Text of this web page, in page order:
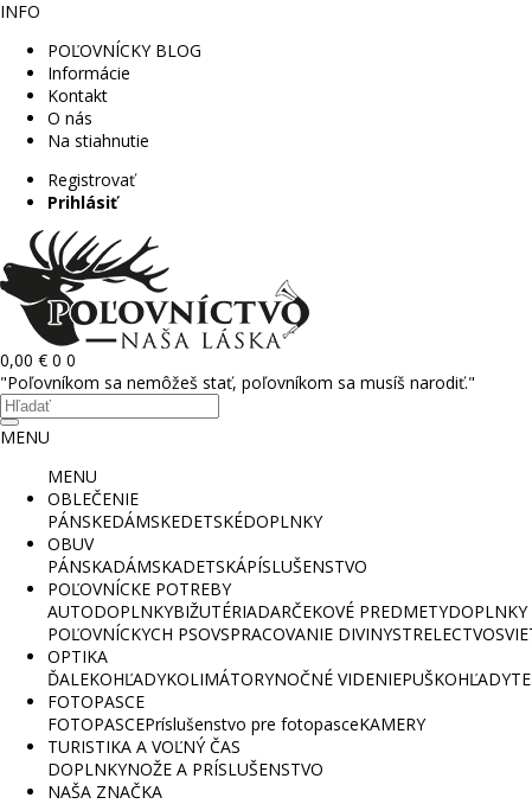
INFO
POĽOVNÍCKY BLOG
Informácie
Kontakt
O nás
Na stiahnutie
Registrovať
Prihlásiť
0,00 € 0 0
"Poľovníkom sa nemôžeš stať, poľovníkom sa musíš narodiť."
MENU
MENU
OBLEČENIE
PÁNSKEDÁMSKEDETSKÉDOPLNKY
OBUV
PÁNSKADÁMSKADETSKÁPÍSLUŠENSTVO
POĽOVNÍCKE POTREBY
AUTODOPLNKYBIŽUTÉRIADARČEKOVÉ PREDMETYDOPLNKY
POĽOVNÍCKYCH PSOVSPRACOVANIE DIVINYSTRELECTVO
OPTIKA
ĎALEKOHĽADYKOLIMÁTORYNOČNÉ VIDENIEPUŠKOHĽADY
FOTOPASCE
FOTOPASCEPríslušenstvo pre fotopasceKAMERY
TURISTIKA A VOĽNÝ ČAS
DOPLNKYNOŽE A PRÍSLUŠENSTVO
NAŠA ZNAČKA